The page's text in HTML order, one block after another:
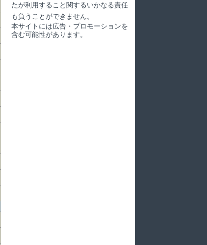
たが利用すること関するいかなる責任
も負うことができません。
本サイトには広告・プロモーションを
含む可能性があります。